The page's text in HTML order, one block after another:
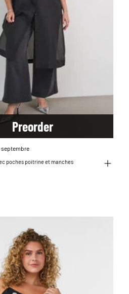
Preorder
poches poitrine et manches